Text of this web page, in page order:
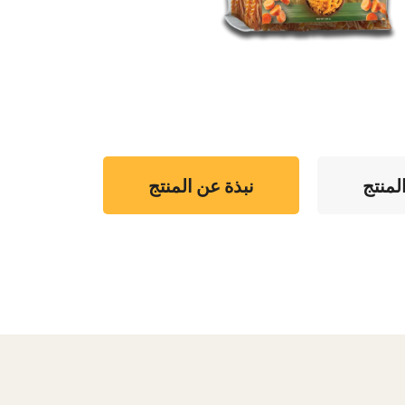
نبذة عن المنتج